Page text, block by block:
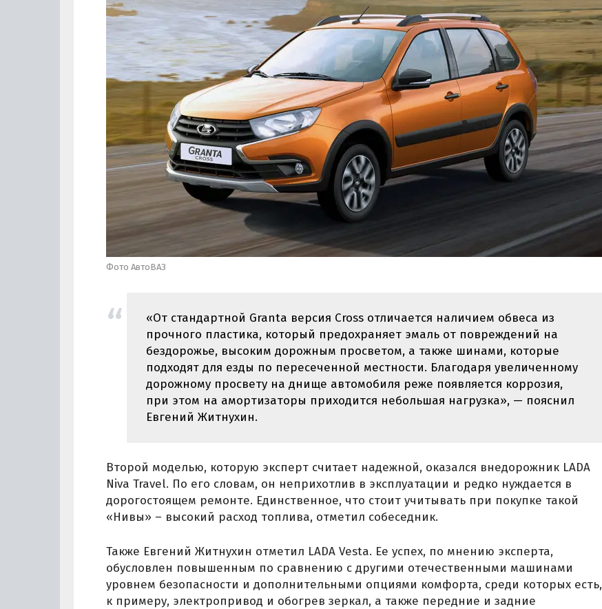
Фото АвтоВАЗ
«От стандартной Granta версия Cross отличается наличием обвеса из
прочного пластика, который предохраняет эмаль от повреждений на
бездорожье, высоким дорожным просветом, а также шинами, которые
подходят для езды по пересеченной местности. Благодаря увеличенному
дорожному просвету на днище автомобиля реже появляется коррозия,
при этом на амортизаторы приходится небольшая нагрузка», — пояснил
Евгений Житнухин.
Второй моделью, которую эксперт считает надежной, оказался внедорожник LADA
Niva Travel. По его словам, он неприхотлив в эксплуатации и редко нуждается в
дорогостоящем ремонте. Единственное, что стоит учитывать при покупке такой
«Нивы» – высокий расход топлива, отметил собеседник.
Также Евгений Житнухин отметил LADA Vesta. Ее успех, по мнению эксперта,
обусловлен повышенным по сравнению с другими отечественными машинами
уровнем безопасности и дополнительными опциями комфорта, среди которых есть,
к примеру, электропривод и обогрев зеркал, а также передние и задние